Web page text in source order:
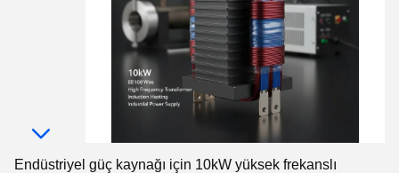
Endüstriyel güç kaynağı için 10kW yüksek frekanslı